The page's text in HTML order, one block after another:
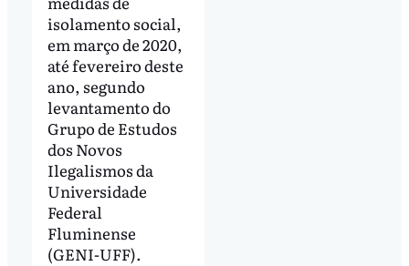
isolamento social,
em março de 2020,
até fevereiro deste
ano, segundo
levantamento do
Grupo de Estudos
dos Novos
Ilegalismos da
Universidade
Federal
Fluminense
(GENI-UFF).